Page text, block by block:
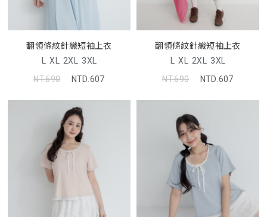
翻領條紋針織短袖上衣
L XL 2XL 3XL
NT.690
NTD.607
翻領條紋針織短袖上衣
L XL 2XL 3XL
NT.690
NTD.607